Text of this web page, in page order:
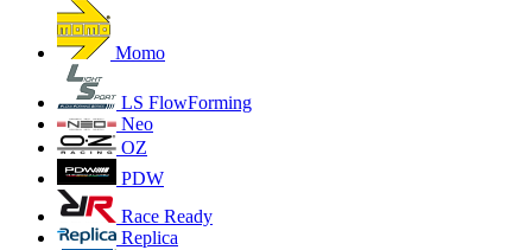
Momo
LS FlowForming
Neo
OZ
PDW
Race Ready
Replica